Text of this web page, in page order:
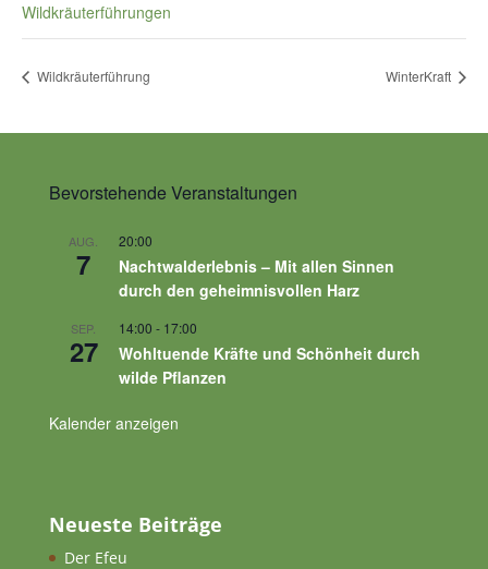
Wildkräuterführungen
Wildkräuterführung WinterKraft
Bevorstehende Veranstaltungen
AUG.
7
20:00
Nachtwalderlebnis – Mit allen Sinnen
durch den geheimnisvollen Harz
SEP.
27
14:00 - 17:00
Wohltuende Kräfte und Schönheit durch
wilde Pflanzen
Kalender anzeigen
Neueste Beiträge
Der Efeu